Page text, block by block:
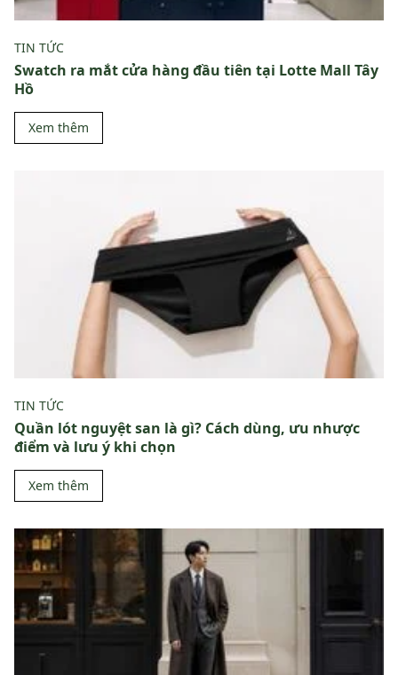
TIN TỨC
Swatch ra mắt cửa hàng đầu tiên tại Lotte Mall Tây
Hồ
Xem thêm
TIN TỨC
Quần lót nguyệt san là gì? Cách dùng, ưu nhược
điểm và lưu ý khi chọn
Xem thêm